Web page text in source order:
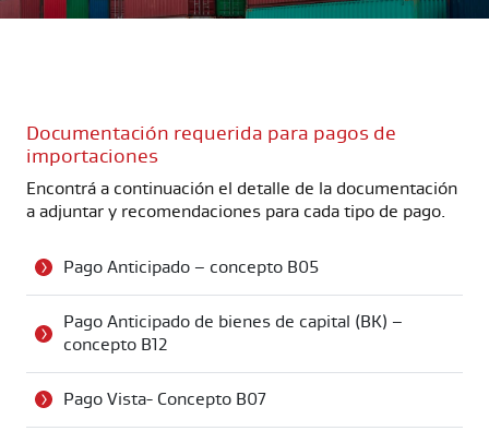
Documentación requerida para pagos de
importaciones
Encontrá a continuación el detalle de la documentación
a adjuntar y recomendaciones para cada tipo de pago.
Pago Anticipado – concepto B05
Pago Anticipado de bienes de capital (BK) –
concepto B12
Pago Vista- Concepto B07